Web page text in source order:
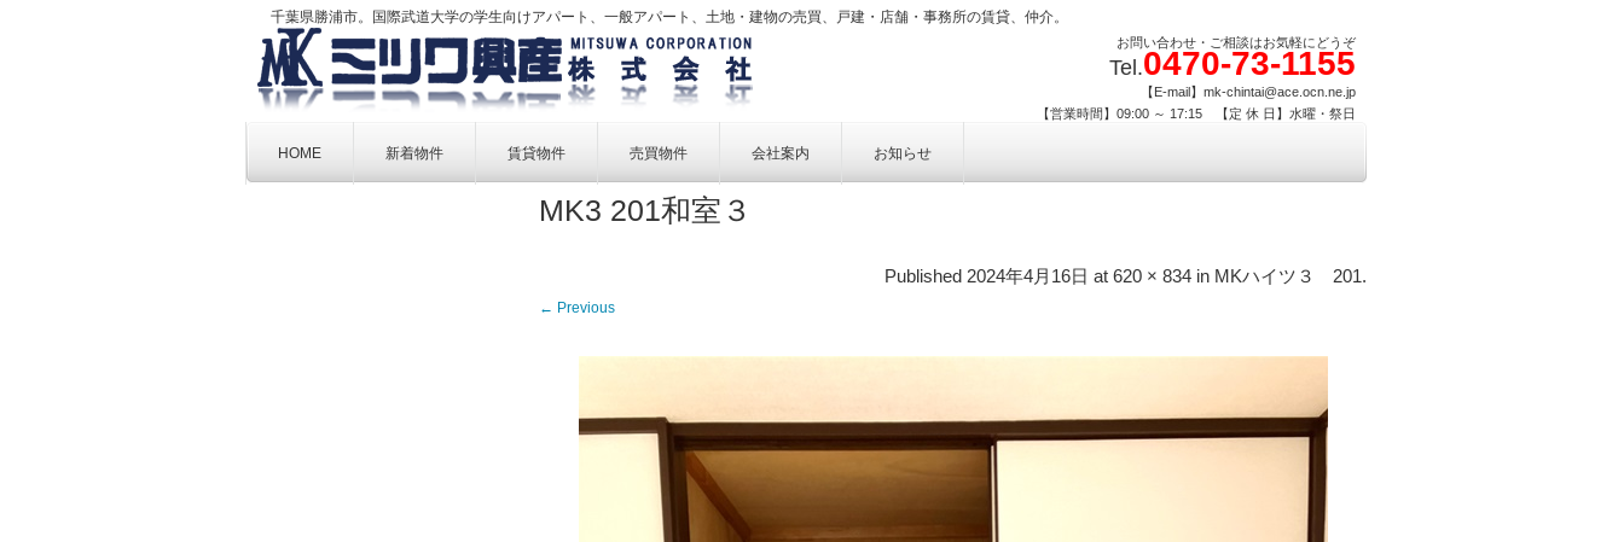
千葉県勝浦市。国際武道大学の学生向けアパート、一般アパート、土地・建物の売買、戸建・店舗・事務所の賃貸、仲介。
お問い合わせ・ご相談はお気軽にどうぞ
Tel.0470-73-1155
【E-mail】mk-chintai@ace.ocn.ne.jp
【営業時間】09:00 ～ 17:15 【定 休 日】水曜・祭日
contentHOME 新着物件 賃貸物件
賃貸物件一覧
売買物件
売買物件一覧
会社案内
お問い合せ
お知らせ
MK3 201和室３
Published 2024年4月16日 at 620 × 834 in MKハイツ３ 201.
← Previous